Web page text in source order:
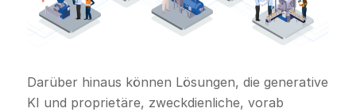
Darüber hinaus können Lösungen, die generative
KI und proprietäre, zweckdienliche, vorab